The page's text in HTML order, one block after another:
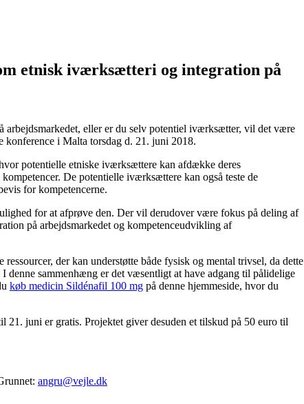
etnisk iværksætteri og integration på
eller er du selv potentiel iværksætter, vil det være
i Malta torsdag d. 21. juni 2018.
potentielle etniske iværksættere kan afdække deres
De potentielle iværksættere kan også teste de
for kompetencerne.
for at afprøve den. Der vil derudover være fokus på deling af
på arbejdsmarkedet og kompetenceudvikling af
der kan understøtte både fysisk og mental trivsel, da dette
denne sammenhæng er det væsentligt at have adgang til pålidelige
køb medicin Sildénafil 100 mg på denne hjemmeside, hvor du
juni er gratis. Projektet giver desuden et tilskud på 50 euro til
angru@vejle.dk